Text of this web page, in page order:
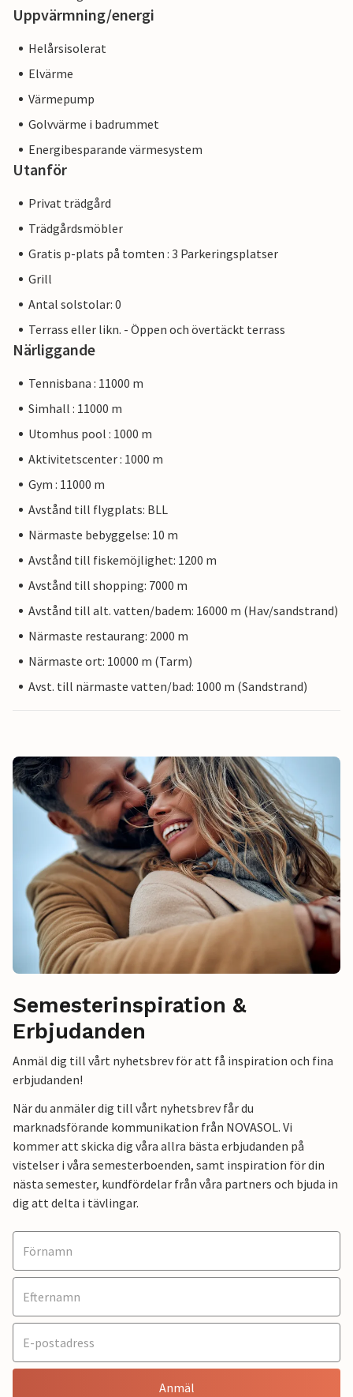
Uppvärmning/energi
Helårsisolerat
Elvärme
Värmepump
Golvvärme i badrummet
Energibesparande värmesystem
Utanför
Privat trädgård
Trädgårdsmöbler
Gratis p-plats på tomten : 3 Parkeringsplatser
Grill
Antal solstolar: 0
Terrass eller likn. - Öppen och övertäckt terrass
Närliggande
Tennisbana : 11000 m
Simhall : 11000 m
Utomhus pool : 1000 m
Aktivitetscenter : 1000 m
Gym : 11000 m
Avstånd till flygplats: BLL
Närmaste bebyggelse: 10 m
Avstånd till fiskemöjlighet: 1200 m
Avstånd till shopping: 7000 m
Avstånd till alt. vatten/badem: 16000 m (Hav/sandstrand)
Närmaste restaurang: 2000 m
Närmaste ort: 10000 m (Tarm)
Avst. till närmaste vatten/bad: 1000 m (Sandstrand)
Semesterinspiration &
Erbjudanden
Anmäl dig till vårt nyhetsbrev för att få inspiration och fina
erbjudanden!
När du anmäler dig till vårt nyhetsbrev får du
marknadsförande kommunikation från NOVASOL. Vi
kommer att skicka dig våra allra bästa erbjudanden på
vistelser i våra semesterboenden, samt inspiration för din
nästa semester, kundfördelar från våra partners och bjuda in
dig att delta i tävlingar.
Anmäl